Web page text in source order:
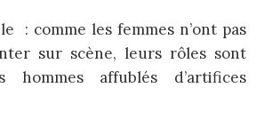
: comme les femmes n’ont pas
sur scène, leurs rôles sont
affublés d’artifices